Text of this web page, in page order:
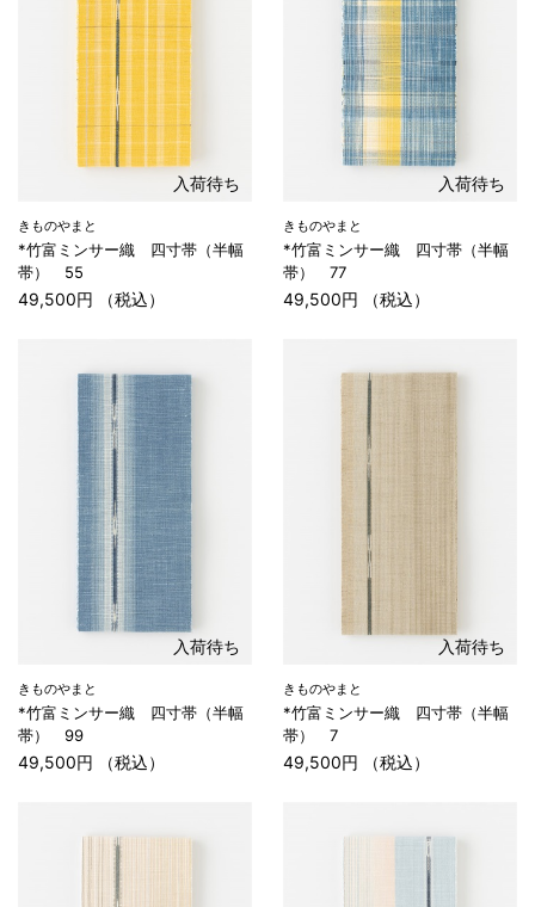
入荷待ち
きものやまと
*竹富ミンサー織 四寸帯（半幅
帯） 55
49,500円 （税込）
入荷待ち
きものやまと
*竹富ミンサー織 四寸帯（半幅
帯） 77
49,500円 （税込）
入荷待ち
きものやまと
*竹富ミンサー織 四寸帯（半幅
帯） 99
49,500円 （税込）
入荷待ち
きものやまと
*竹富ミンサー織 四寸帯（半幅
帯） 7
49,500円 （税込）